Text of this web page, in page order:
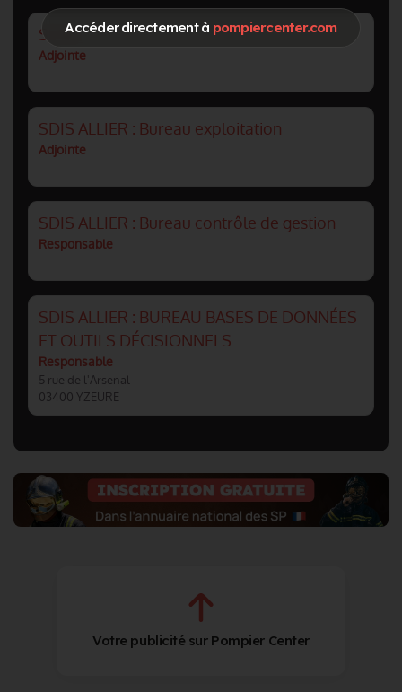
Accéder directement à pompiercenter.com
SDIS :
Adjointe
SDIS ALLIER : Bureau exploitation
Adjointe
SDIS ALLIER : Bureau contrôle de gestion
Responsable
SDIS ALLIER : BUREAU BASES DE DONNÉES
ET OUTILS DÉCISIONNELS
Responsable
5 rue de l'Arsenal
03400 YZEURE
Votre publicité sur Pompier Center